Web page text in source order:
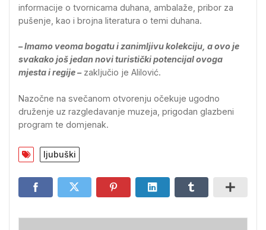
informacije o tvornicama duhana, ambalaže, pribor za
pušenje, kao i brojna literatura o temi duhana.
– Imamo veoma bogatu i zanimljivu kolekciju, a ovo je
svakako još jedan novi turistički potencijal ovoga
mjesta i regije –zaključio je Alilović.
Nazočne na svečanom otvorenju očekuje ugodno
druženje uz razgledavanje muzeja, prigodan glazbeni
program te domjenak.
ljubuški